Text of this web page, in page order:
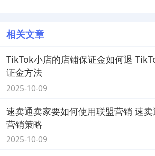
相关文章
TikTok小店的店铺保证金如何退
证金方法
2025-10-09
速卖通卖家要如何使用联盟营销 速
营销策略
2025-10-09